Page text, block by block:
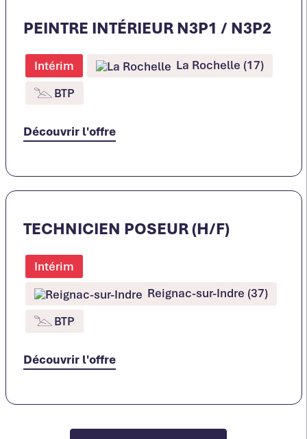
PEINTRE INTÉRIEUR N3P1 / N3P2
Intérim
La Rochelle (17)
BTP
Découvrir l'offre
TECHNICIEN POSEUR (H/F)
Intérim
Reignac-sur-Indre (37)
BTP
Découvrir l'offre